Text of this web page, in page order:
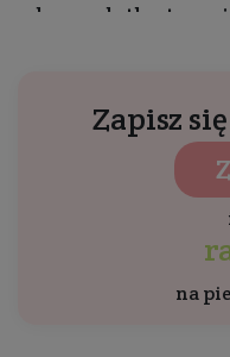
bransoletka to
jakich
poszczególnym
chcesz nosić
wzbogaci Twój
idealnym
i kolory, dzięki
Zapisz
na